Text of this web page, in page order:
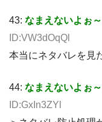
43: なまえないよぉ～
ID:VW3dOqQl
本当にネタバレを見
44: なまえないよぉ～
ID:GxIn3ZYl